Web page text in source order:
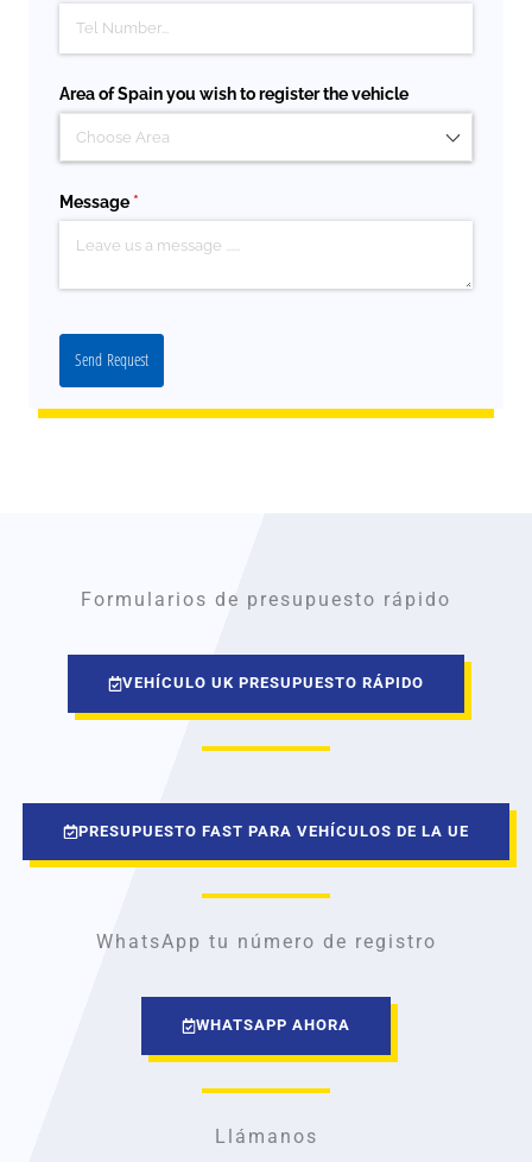
Area of Spain you wish to register the vehicle
Message *
(required)
Send Request
Formularios de presupuesto rápido
VEHÍCULO UK PRESUPUESTO RÁPIDO
PRESUPUESTO FAST PARA VEHÍCULOS DE LA UE
WhatsApp tu número de registro
WHATSAPP AHORA
Llámanos